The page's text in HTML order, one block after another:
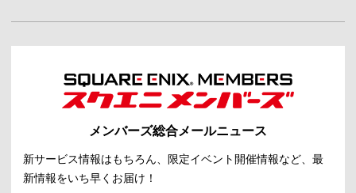
メンバーズ総合メールニュース
新サービス情報はもちろん、限定イベント開催情報など、 最
新情報をいち早くお届け！